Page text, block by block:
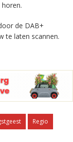
de DAB+
te laten scannen.
Regio